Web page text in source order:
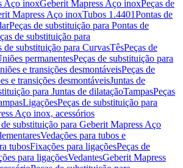
Aço inoxGeberit Mapress Aço inoxPeças de
Mapress Aço inoxTubos 1.4401Pontas de
Peças de substituição para Pontas de
de substituição para
de substituição para CurvasTêsPeças de
permanentesPeças de substituição para
e transições desmontáveisPeças de
e transições desmontáveisJuntas de
para Juntas de dilataçãoTampasPeças
LigaçõesPeças de substituição para
Aço inox, acessórios
de substituição para Geberit Mapress Aço
Vedações para tubos e
tubosFixações para ligaçõesPeças de
para ligaçõesVedantesGeberit Mapress